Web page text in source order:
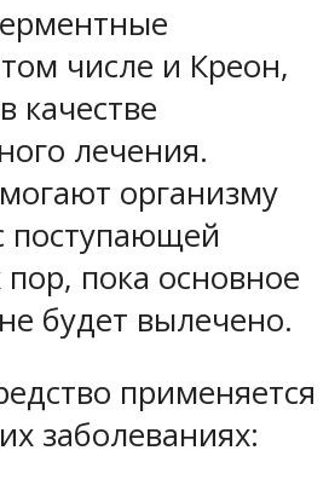
числе и Креон,
качестве
лечения.
организму
поступающей
пока основное
будет вылечено.
применяется
заболеваниях: